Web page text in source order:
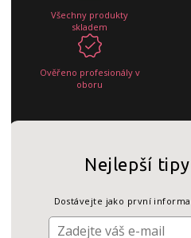
Všechny produkty
skladem
Ověřeno profesionály v
oboru
Nejlepší
Dostávejte jako první